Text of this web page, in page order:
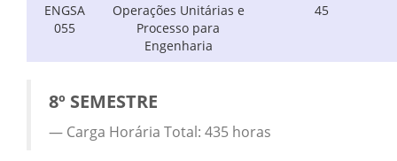
ENGSA
055
Operações Unitárias e
Processo para
Engenharia
45
8º SEMESTRE
Carga Horária Total: 435 horas